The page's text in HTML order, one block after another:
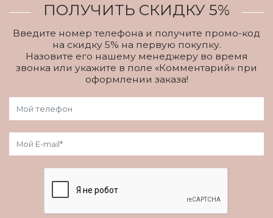
ПОЛУЧИТЬ СКИДКУ 5%
Введите номер телефона и получите промо-код
на скидку 5% на первую покупку.
Назовите его нашему менеджеру во время
звонка или укажите в поле «Комментарий» при
оформлении заказа!